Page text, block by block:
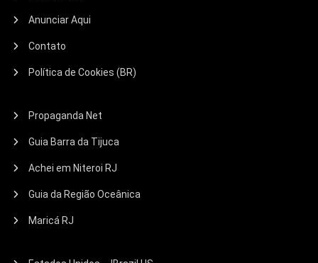
Anunciar Aqui
Contato
Política de Cookies (BR)
Propaganda Net
Guia Barra da Tijuca
Achei em Niteroi RJ
Guia da Região Oceânica
Maricá RJ